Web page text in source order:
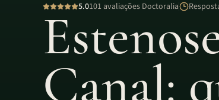
5.0101 avaliações Doctoralia
Canal: